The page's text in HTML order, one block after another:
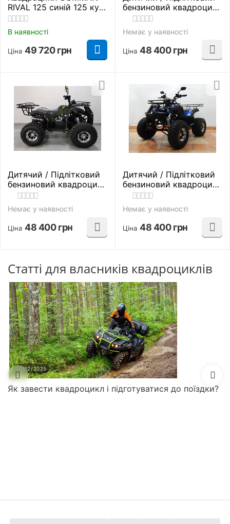
RIVAL 125 синій 125 куб.
см.
В наявності
Ціна 49 720 грн
бензиновий квадроцикл
Comman Xtn 125
(Вишневе) 125 куб. см.
Немає у наявності
Ціна 48 400 грн
Дитячий / Підлітковий
бензиновий квадроцикл
Comman Xtn 125 Камо
125 куб. см.
Немає у наявності
Ціна 48 400 грн
Дитячий / Підлітковий
бензиновий квадроцикл
Comman Xtn 125 (Синій)
125 куб. см.
Немає у наявності
Ціна 48 400 грн
Статті для власників квадроциклів
30/12/2025
Як завести квадроцикл і підготуватися до поїздки?